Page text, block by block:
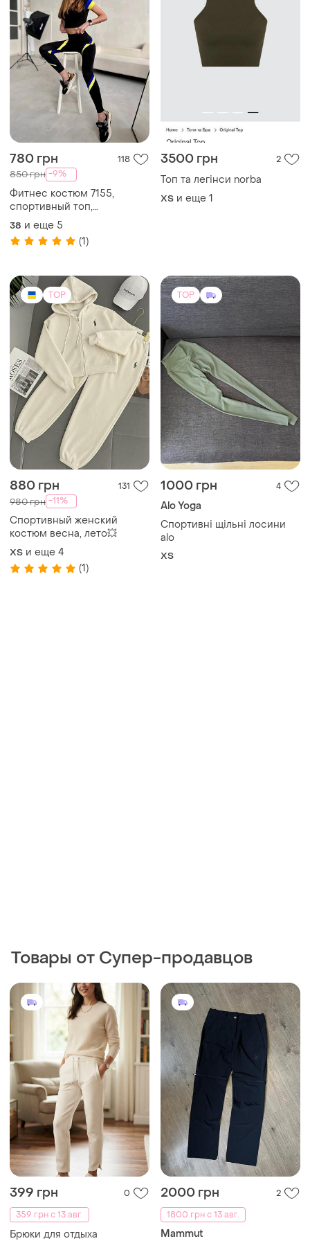
780 грн 118
850 грн -9%
Фитнес костюм 7155,
спортивный топ,
спортивные женские,
костюм для спортзала
38 и еще 5
(1)
3500 грн 2
Топ та легінси norba
ХS и еще 1
TOP
880 грн 131
980 грн -11%
Спортивный женский
костюм весна, лето💥
ХS и еще 4
(1)
TOP
1000 грн 4
Alo Yoga
Спортивні щільні лосини
alo
ХS
Товары от Супер-продавцов
399 грн
0
359 грн с 13 авг.
Брюки для отдыха
2000 грн
2
1800 грн с 13 авг.
Mammut